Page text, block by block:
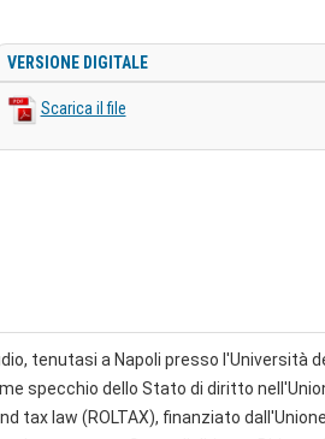
VERSIONE DIGITALE
Scarica il file
tenutasi a Napoli presso l'Università
specchio dello Stato di diritto
tax law (ROLTAX), finanziato